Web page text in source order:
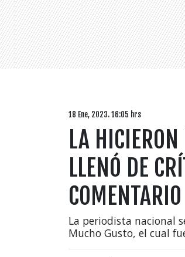
18 Ene, 2023. 16:05 hrs
LA
LLENÓ DE
COMENTARIO
La periodista nacional
Mucho Gusto, el cual